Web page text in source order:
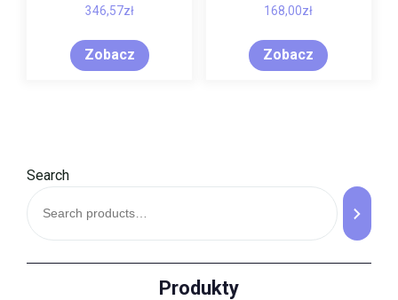
346,57zł
Zobacz
168,00zł
Zobacz
Search
Produkty